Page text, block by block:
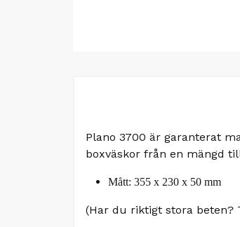
Plano 3700 är garanterat
boxväskor från en mängd
Mått: 355 x 230 x 50 mm
(Har du riktigt stora beten?